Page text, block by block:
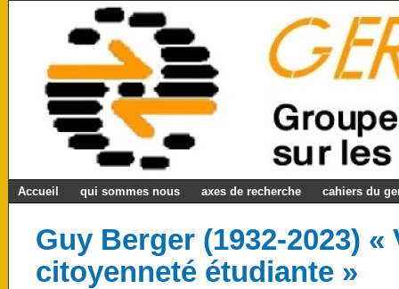
Accueil qui sommes nous axes de recherche cahiers du
Guy Berger (1932-2023)
citoyenneté étudiante »